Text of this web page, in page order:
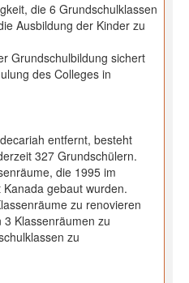
die 6 Grundschulklassen
Ausbildung der Kinder zu
Grundschulbildung sichert
des Colleges in
entfernt, besteht
327 Grundschülern.
die 1995 im
gebaut wurden.
zu renovieren
Klassenräumen zu
zu